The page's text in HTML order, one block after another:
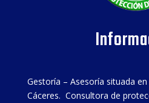
Gestoría – Asesoría situada
Cáceres. Consultora de